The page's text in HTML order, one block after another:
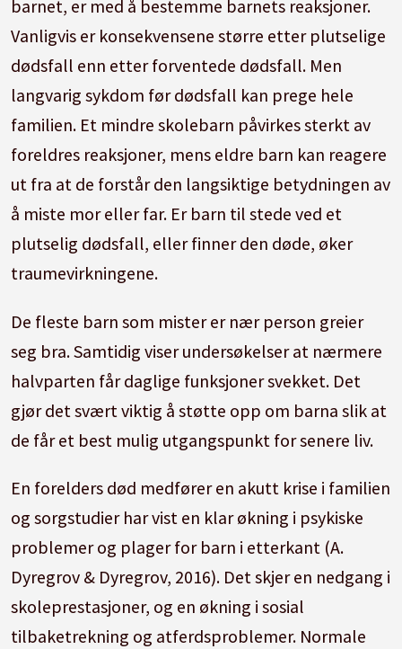
barnet, er med å bestemme barnets reaksjoner.
Vanligvis er konsekvensene større etter plutselige
dødsfall enn etter forventede dødsfall. Men
langvarig sykdom før dødsfall kan prege hele
familien. Et mindre skolebarn påvirkes sterkt av
foreldres reaksjoner, mens eldre barn kan reagere
ut fra at de forstår den langsiktige betydningen av
å miste mor eller far. Er barn til stede ved et
plutselig dødsfall, eller finner den døde, øker
traumevirkningene.
De fleste barn som mister er nær person greier
seg bra. Samtidig viser undersøkelser at nærmere
halvparten får daglige funksjoner svekket. Det
gjør det svært viktig å støtte opp om barna slik at
de får et best mulig utgangspunkt for senere liv.
En forelders død medfører en akutt krise i familien
og sorgstudier har vist en klar økning i psykiske
problemer og plager for barn i etterkant (A.
Dyregrov & Dyregrov, 2016). Det skjer en nedgang i
skoleprestasjoner, og en økning i sosial
tilbaketrekning og atferdsproblemer. Normale